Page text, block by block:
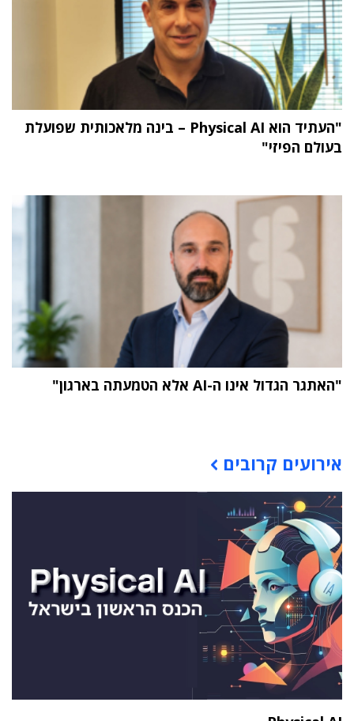
"העתיד הוא Physical AI – בינה מלאכותית שפועלת
בעולם הפיזי"
"האתגר הגדול אינו ה-AI אלא הטמעתה בארגון"
אירועים קרובים